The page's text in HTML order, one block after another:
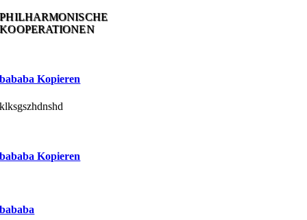
PHILHARMONISCHE
KOOPERATIONEN
bababa Kopieren
klksgszhdnshd
bababa Kopieren
bababa